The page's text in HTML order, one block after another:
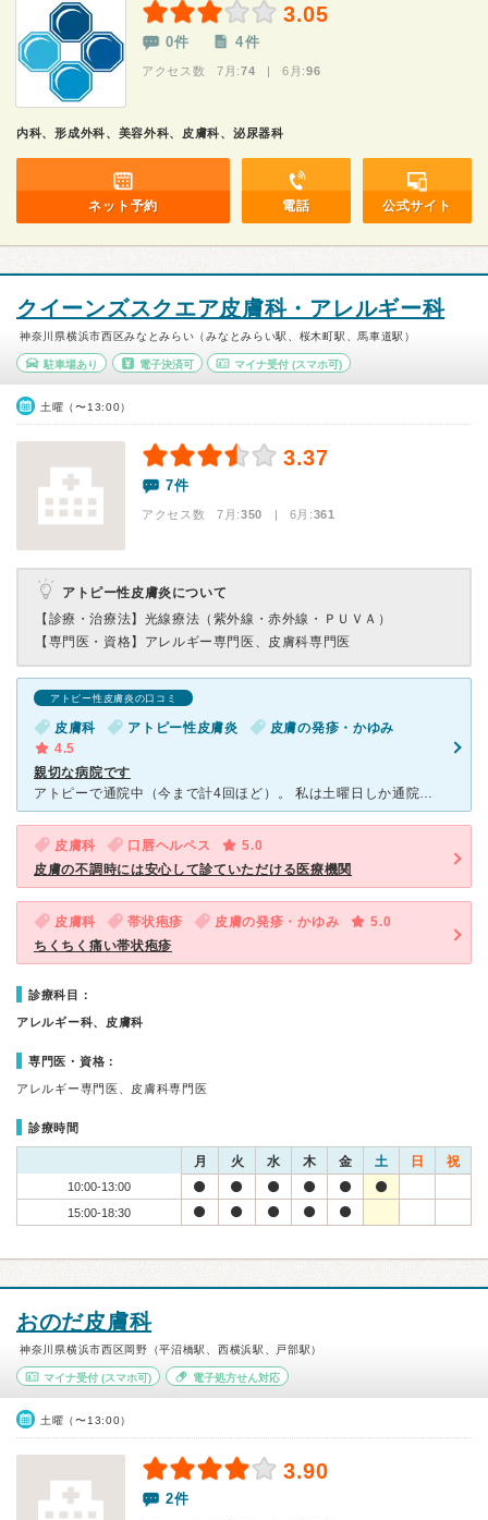
3.05
0件 4件
アクセス数 7月:74 | 6月:96
内科、形成外科、美容外科、皮膚科、泌尿器科
ネット予約 電話 公式サイト
クイーンズスクエア皮膚科・アレルギー科
神奈川県横浜市西区みなとみらい（みなとみらい駅、桜木町駅、馬車道駅）
駐車場あり 電子決済可 マイナ受付 (スマホ可)
土曜（〜13:00）
3.37
7件
アクセス数 7月:350 | 6月:361
アトピー性皮膚炎について
【診療・治療法】 光線療法（紫外線・赤外線・ＰＵＶＡ）
【専門医・資格】 アレルギー専門医、皮膚科専門医
アトピー性皮膚炎の口コミ
皮膚科 アトピー性皮膚炎
皮膚の発疹・かゆみ
4.5
親切な病院です
アトピーで通院中（今まで計4回ほど）。 私は土曜日しか通院しませんが、女医さんと壮年の男性の２名に今まで診察を受けたことがあります。 女医さんの方はあまり覚えていませんが、壮年の男性の方はとても親
皮膚科 口唇ヘルペス
5.0
皮膚の不調時には安心して診ていただける医療機関
皮膚科 帯状疱疹 皮膚の発疹・かゆみ
5.0
ちくちく痛い帯状疱疹
診療科目：
アレルギー科、皮膚科
専門医・資格：
アレルギー専門医、皮膚科専門医
診療時間
月 火 水 木 金 土 日 祝
10:00-13:00
15:00-18:30
おのだ皮膚科
神奈川県横浜市西区岡野（平沼橋駅、西横浜駅、戸部駅）
マイナ受付 (スマホ可) 電子処方せん対応
土曜（〜13:00）
3.90
2件